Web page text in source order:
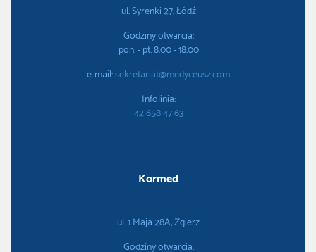
ul. Syrenki 27, Łódź
Godziny otwarcia:
pon. - pt. 8:00 - 18:00
e-mail:sekretariat@medyceusz.com
Infolinia:
42 658 47 63
Kormed
ul. 1 Maja 28A, Zgierz
Godziny otwarcia: